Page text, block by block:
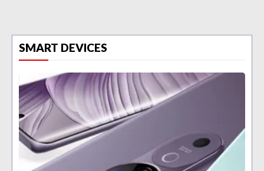
SMART DEVICES